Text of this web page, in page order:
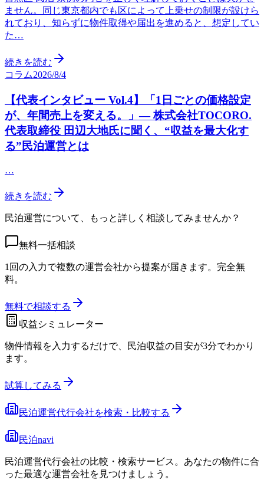
ません。同じ東京都内でも区によって上乗せの制限が設けら
れており、知らずに物件取得や届出を進めると、想定してい
た…
続きを読む
コラム2026/8/4
【代表インタビュー Vol.4】「1日ごとの価格設定
が、年間売上を変える。」— 株式会社TOCORO.
代表取締役 田辺大地氏に聞く、“収益を最大化す
る”民泊運営とは
…
続きを読む
民泊運営について、もっと詳しく相談してみませんか？
無料一括相談
1回の入力で複数の運営会社から提案が届きます。完全無
料。
無料で相談する
収益シミュレーター
物件情報を入力するだけで、民泊収益の目安が3分でわかり
ます。
試算してみる
民泊運営代行会社を検索・比較する
民泊navi
民泊運営代行会社の比較・検索サービス。あなたの物件に合
った最適な運営会社を見つけましょう。